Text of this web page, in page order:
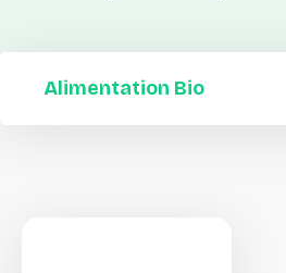
Alimentation Bio